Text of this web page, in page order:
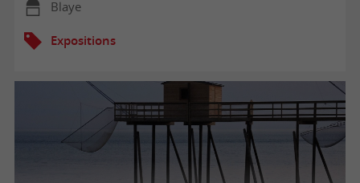
Blaye
Expositions